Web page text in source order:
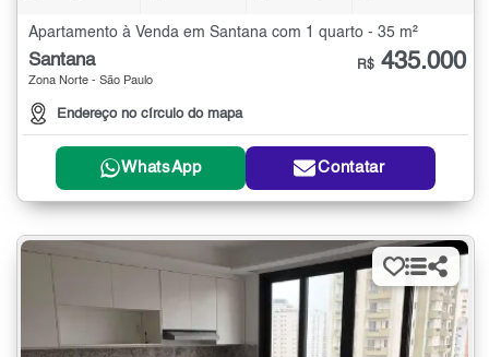
Apartamento à Venda em Santana com 1 quarto - 35 m²
Santana
Zona Norte - São Paulo
Endereço no círculo do mapa
R$ 435.000
WhatsApp Contatar